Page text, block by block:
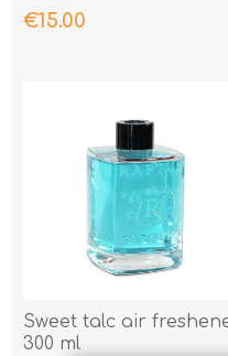
€15.00
Sweet talc air
300 ml